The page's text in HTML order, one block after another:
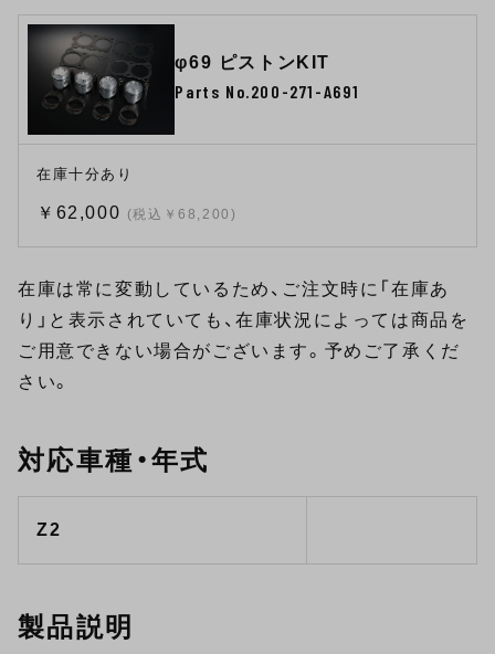
φ69 ピストンKIT
Parts No.200-271-A691
在庫十分あり
￥62,000 (税込￥68,200)
在庫は常に変動しているため、ご注文時に「在庫あ
り」と表示されていても、在庫状況によっては商品を
ご用意できない場合がございます。予めご了承くだ
さい。
対応車種・年式
Z2
製品説明